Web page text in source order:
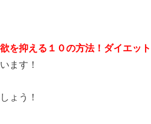
欲を抑える１０の方法！ダイエッ
ます！
ょう！